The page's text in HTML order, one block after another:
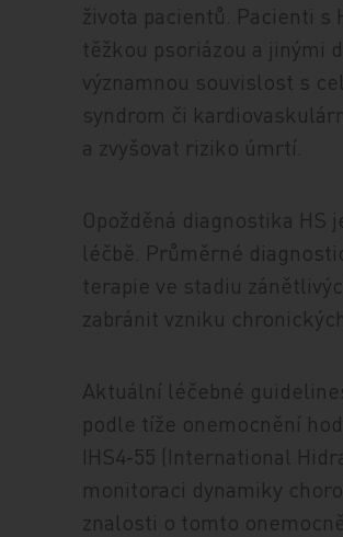
života pacientů. Pacienti
těž­kou psoriázou a jinými
významnou souvislost s
syndrom či
a zvyšovat riziko úmrtí.
Opožděná diagnostika HS
léčbě. Průměrné
terapie ve stadiu
zabránit vzniku
Aktuální léčebné
podle tíže onemocnění
IHS4‑55 (International
monitoraci dynamiky
znalosti o tomto